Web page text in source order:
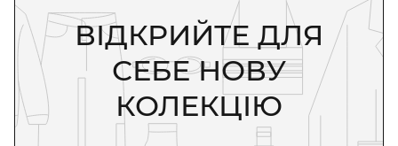
ВІДКРИЙТЕ ДЛЯ
СЕБЕ НОВУ
КОЛЕКЦІЮ